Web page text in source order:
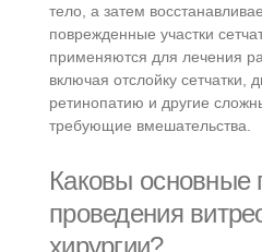
тело, а затем
поврежденные участки
применяются для лечения
включая отслойку сетчатки,
ретинопатию и другие
требующие вмешательства.
Каковы основные
проведения
хирургии?